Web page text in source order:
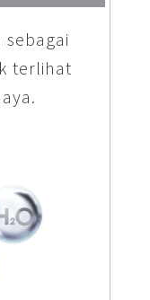
terlihat